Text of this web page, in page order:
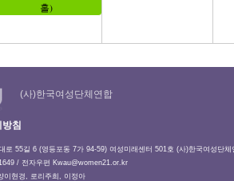
홀)
(사)한국여성단체연합
침
로 55길 6 (영등포동 7가 94-59) 여성미래센터 501호 (사)한국여성단체
/ 전자우편 Kwau@women21.or.kr
이현경, 로리주희, 이정아